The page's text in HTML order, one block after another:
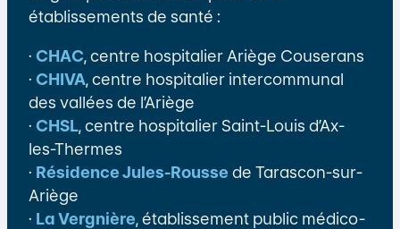
établissements de santé :
· CHAC, centre hospitalier Ariège Couserans
· CHIVA, centre hospitalier intercommunal
des vallées de l’Ariège
· CHSL, centre hospitalier Saint-Louis d’Ax-
les-Thermes
· Résidence Jules-Rousse de Tarascon-sur-
Ariège
· La Vergnière, établissement public médico-